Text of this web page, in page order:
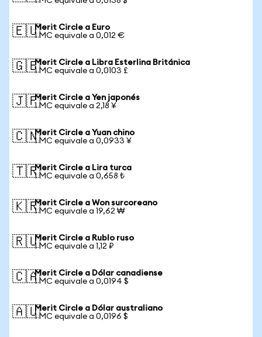
🇪🇺Merit Circle a Euro
1 MC equivale a 0,012 €
🇬🇧Merit Circle a Libra Esterlina Británica
1 MC equivale a 0,0103 £
🇯🇵Merit Circle a Yen japonés
1 MC equivale a 2,18 ¥
🇨🇳Merit Circle a Yuan chino
1 MC equivale a 0,0933 ¥
🇹🇷Merit Circle a Lira turca
1 MC equivale a 0,658 ₺
🇰🇷Merit Circle a Won surcoreano
1 MC equivale a 19,62 ₩
🇷🇺Merit Circle a Rublo ruso
1 MC equivale a 1,12 ₽
🇨🇦Merit Circle a Dólar canadiense
1 MC equivale a 0,0194 $
🇦🇺Merit Circle a Dólar australiano
1 MC equivale a 0,0196 $